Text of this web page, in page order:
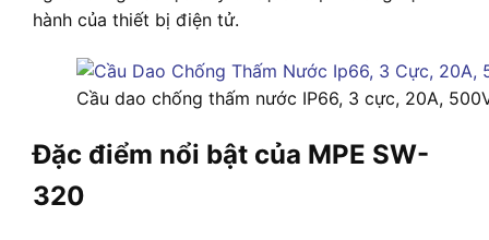
hành của thiết bị điện tử.
Cầu dao chống thấm nước IP66, 3 cực, 20A,
Đặc điểm nổi bật của MPE SW-
320